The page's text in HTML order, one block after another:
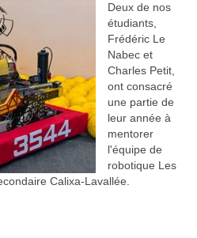
Deux de nos
étudiants,
Frédéric Le
Nabec et
Charles Petit,
ont consacré
une partie de
leur année à
mentorer
l'équipe de
robotique Les
Calixa-Lavallée.